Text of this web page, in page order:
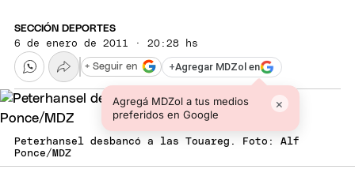
SECCIÓN DEPORTES
6 de enero de 2011 · 20:28 hs
+Agregar MDZol en
Agregá MDZol a tus medios
preferidos en Google
×
+ Seguir en
Peterhansel desbancó a las Touareg. Foto: Alf
Ponce/MDZ